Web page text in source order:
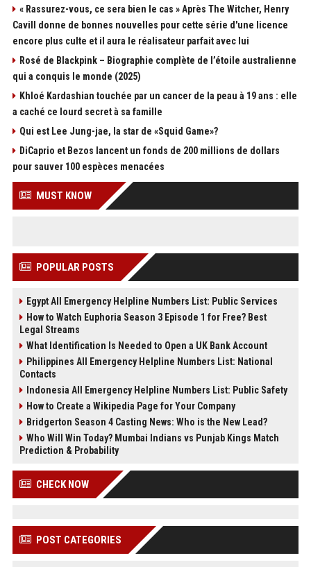
« Rassurez-vous, ce sera bien le cas » Après The Witcher, Henry
Cavill donne de bonnes nouvelles pour cette série d'une licence
encore plus culte et il aura le réalisateur parfait avec lui
Rosé de Blackpink – Biographie complète de l’étoile australienne
qui a conquis le monde (2025)
Khloé Kardashian touchée par un cancer de la peau à 19 ans : elle
a caché ce lourd secret à sa famille
Qui est Lee Jung-jae, la star de «Squid Game»?
DiCaprio et Bezos lancent un fonds de 200 millions de dollars
pour sauver 100 espèces menacées
MUST KNOW
POPULAR POSTS
Egypt All Emergency Helpline Numbers List: Public Services
How to Watch Euphoria Season 3 Episode 1 for Free? Best
Legal Streams
What Identification Is Needed to Open a UK Bank Account
Philippines All Emergency Helpline Numbers List: National
Contacts
Indonesia All Emergency Helpline Numbers List: Public Safety
How to Create a Wikipedia Page for Your Company
Bridgerton Season 4 Casting News: Who is the New Lead?
Who Will Win Today? Mumbai Indians vs Punjab Kings Match
Prediction & Probability
CHECK NOW
POST CATEGORIES